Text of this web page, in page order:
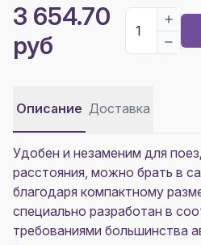
3 654.70
руб
Описание Доставка
Удобен и незаменим для
расстояния, можно брать в
благодаря компактному
специально разработан в
требованиями большинства